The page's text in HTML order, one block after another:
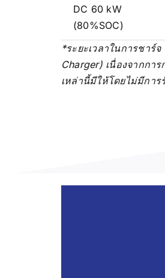
DC 60 kW
(80%SOC)
*ระยะเวลาในการชาร์
Charger)เนื่องจากการ
เหล่านี้มีให้โดยไม่มีการ